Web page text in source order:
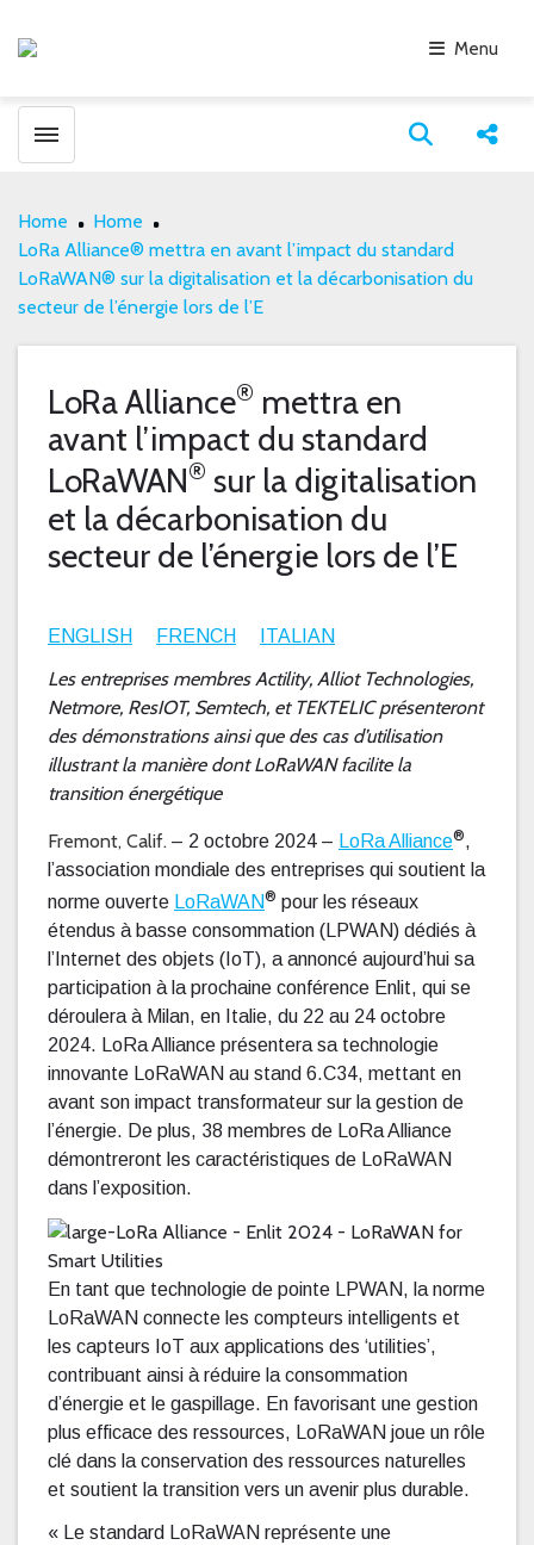
Menu
Toggle menubar Open
Home
Home
LoRa Alliance® mettra en avant l’impact du standard
LoRaWAN® sur la digitalisation et la décarbonisation du
secteur de l’énergie lors de l’E
LoRa Alliance® mettra en
avant l’impact du standard
LoRaWAN® sur la digitalisation
et la décarbonisation du
secteur de l’énergie lors de l’E
ENGLISH FRENCH ITALIAN
Les entreprises membres Actility, Alliot Technologies,
Netmore, ResIOT, Semtech, et TEKTELIC présenteront
des démonstrations ainsi que des cas d’utilisation
illustrant la manière dont LoRaWAN facilite la
transition énergétique
Fremont, Calif. – 2 octobre 2024 – LoRa Alliance®,
l’association mondiale des entreprises qui soutient la
norme ouverte LoRaWAN® pour les réseaux
étendus à basse consommation (LPWAN) dédiés à
l’Internet des objets (IoT), a annoncé aujourd’hui sa
participation à la prochaine conférence Enlit, qui se
déroulera à Milan, en Italie, du 22 au 24 octobre
2024. LoRa Alliance présentera sa technologie
innovante LoRaWAN au stand 6.C34, mettant en
avant son impact transformateur sur la gestion de
l’énergie. De plus, 38 membres de LoRa Alliance
démontreront les caractéristiques de LoRaWAN
dans l’exposition.
En tant que technologie de pointe LPWAN, la norme
LoRaWAN connecte les compteurs intelligents et
les capteurs IoT aux applications des ‘utilities’,
contribuant ainsi à réduire la consommation
d’énergie et le gaspillage. En favorisant une gestion
plus efficace des ressources, LoRaWAN joue un rôle
clé dans la conservation des ressources naturelles
et soutient la transition vers un avenir plus durable.
« Le standard LoRaWAN représente une